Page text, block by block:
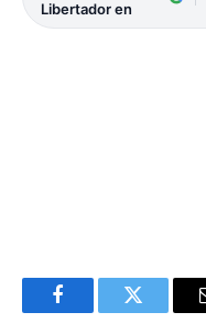
Libertador en
FacebookTwitter